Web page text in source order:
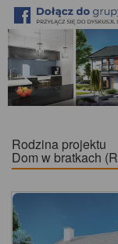
Rodzina projektu
Dom w bratkach